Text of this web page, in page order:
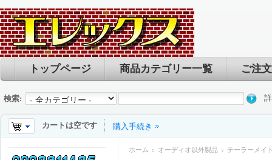
トップページ 商品カテゴリー一覧 ご注
検索:
カートは空です 購入手続き
ホーム オーディオ以外製品 テーラーメイ